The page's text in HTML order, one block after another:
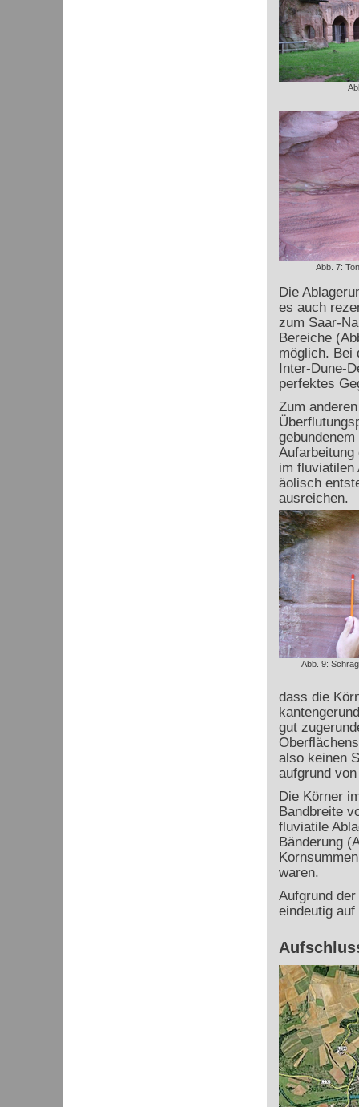
Abb. 7:
Die
es auch
zum Saar-
Bereiche
möglich. Bei
Inter-Dune-
perfektes
Zum
im fluviatilen
äolisch
ausreichen.
Abb. 9:
dass die
gut
also keinen
aufgrund
Die Körner
Bandbreite
fluviatile
Bänderung
waren.
Aufgrund
eindeutig